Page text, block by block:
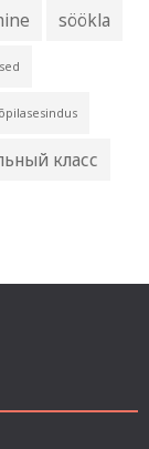
söökla
õpilasesindus
класс